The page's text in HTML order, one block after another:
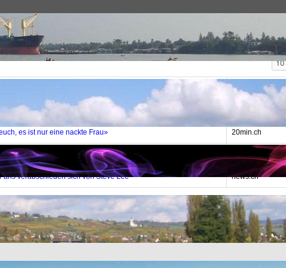
Kultur & Freizeit
Autor
began recording a new album in his final weeks
es ist nur eine nackte Frau» 20min.ch
Erwin Künzi
verabschieden sich von Steve Lee news.ch